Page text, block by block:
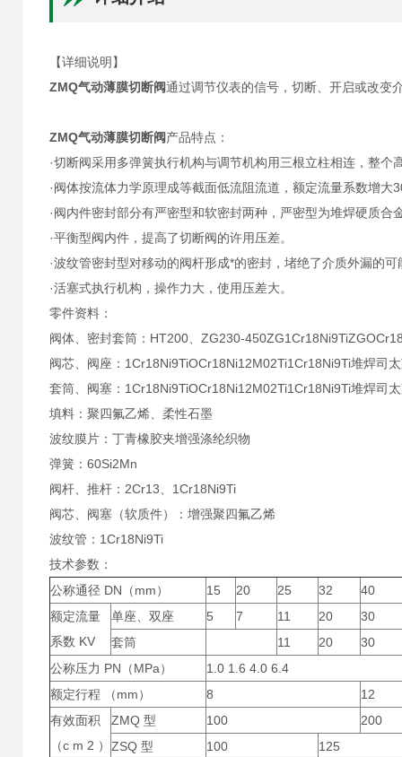
【详细说明】
ZMQ气动薄膜切断阀通过调节仪表的信号，切断、开启或改变
ZMQ气动薄膜切断阀产品特点：
·切断阀采用多弹簧执行机构与调节机构用三根立柱相连，整
·阀体按流体力学原理成等截面低流阻流道，额定流量系数增大
·阀内件密封部分有严密型和软密封两种，严密型为堆焊硬质
·平衡型阀内件，提高了切断阀的许用压差。
·波纹管密封型对移动的阀杆形成*的密封，堵绝了介质外漏的可
·活塞式执行机构，操作力大，使用压差大。
零件资料：
阀体、密封套筒：HT200、ZG230-
阀芯、阀座：1Cr18Ni9TiOCr18Ni12M02Ti1Cr18Ni9Ti堆焊司
套筒、阀塞：1Cr18Ni9TiOCr18Ni12M02Ti1Cr18Ni9Ti堆焊司
填料：聚四氟乙烯、柔性石墨
波纹膜片：丁青橡胶夹增强涤纶织物
弹簧：60Si2Mn
阀杆、推杆：2Cr13、1Cr18Ni9Ti
阀芯、阀塞（软质件）：增强聚四氟乙烯
波纹管：1Cr18Ni9Ti
技术参数：
公称通径 DN（mm）
15 20 25 32
40
额定流量
系数 KV
单座、双座 5 7 11 20
30
套筒
11 20
30
公称压力 PN（MPa）
1.0 1.6 4.0 6.4
额定行程 （mm）
8
12
有效面积
（c m 2 ）
ZMQ 型 100
200
ZSQ 型
100
125